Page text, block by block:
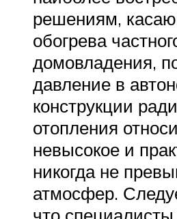
решениям,
обогрева
домовладения,
давление в
конструкции
отопления
невысокое и
никогда не
атмосфер.